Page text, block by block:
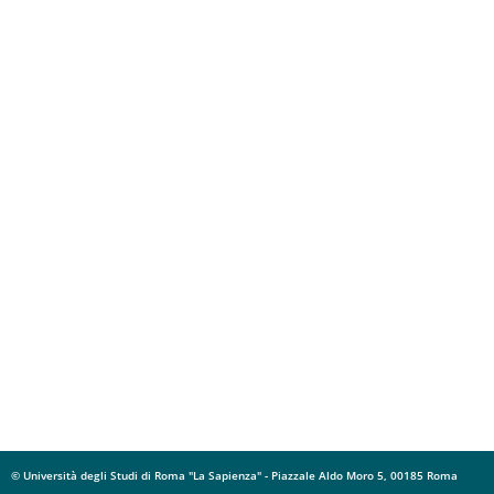
© Università degli Studi di Roma "La Sapienza" - Piazzale Aldo Moro 5, 00185 Roma